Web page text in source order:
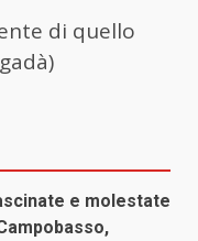
di quello
e molestate